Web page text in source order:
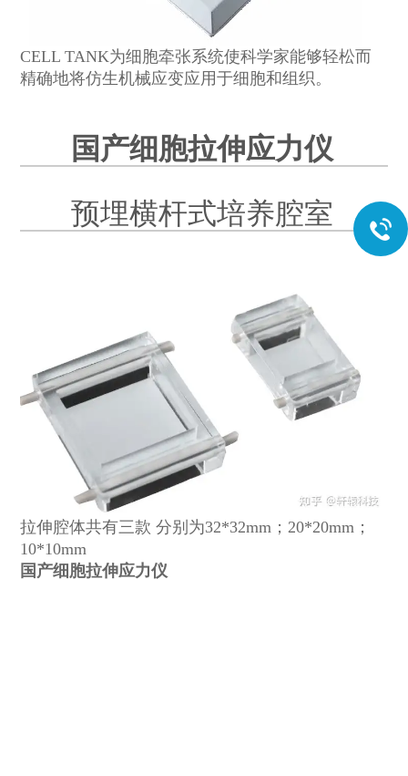
CELL TANK为细胞牵张系统使科学家能够轻松而
精确地将仿生机械应变应用于细胞和组织。
国产细胞拉伸应力仪
预埋横杆式培养腔室
拉伸腔体共有三款 分别为32*32mm；20*20mm；
10*10mm
国产细胞拉伸应力仪